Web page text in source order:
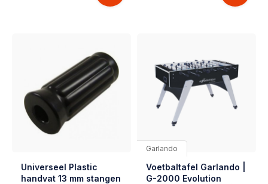
Universeel Plastic
handvat 13 mm stangen
Garlando
Voetbaltafel Garlando |
G-2000 Evolution